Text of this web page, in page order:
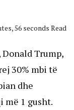
56 seconds Read
Trump,
30% mbi të
dhe
më 1 gusht.